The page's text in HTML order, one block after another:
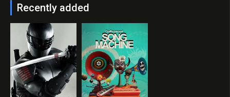
Recently added